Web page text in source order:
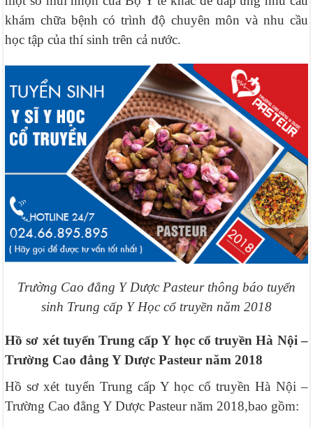
khám chữa bệnh có trình độ chuyên môn và nhu cầu
học tập của thí sinh trên cả nước.
Trường Cao đẳng Y Dược Pasteur thông báo tuyển
sinh Trung cấp Y Học cổ truyền năm 2018
Hồ sơ xét tuyển Trung cấp Y học cổ truyền Hà Nội –
Trường Cao đẳng Y Dược Pasteur năm 2018
Hồ sơ xét tuyển Trung cấp Y học cổ truyền Hà Nội –
Trường Cao đẳng Y Dược Pasteur năm 2018,bao gồm: